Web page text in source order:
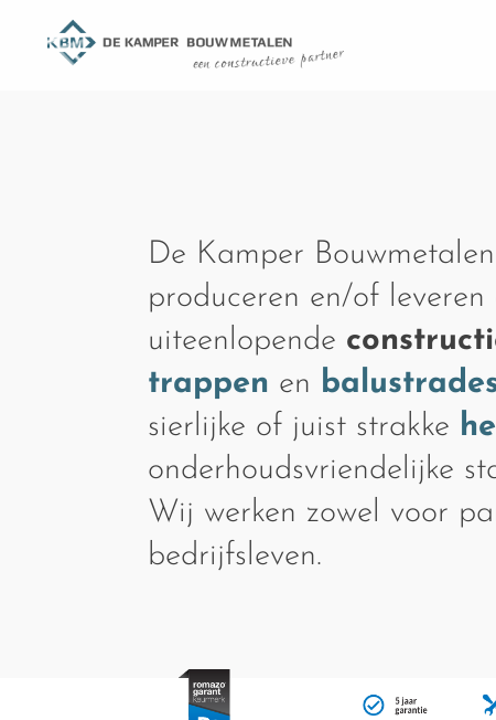
De Kamper
produceren en/of
uiteenlopende
trappen en
sierlijke of juist strakke
onderhoudsvriendelijke
Wij werken zowel voor
bedrijfsleven.